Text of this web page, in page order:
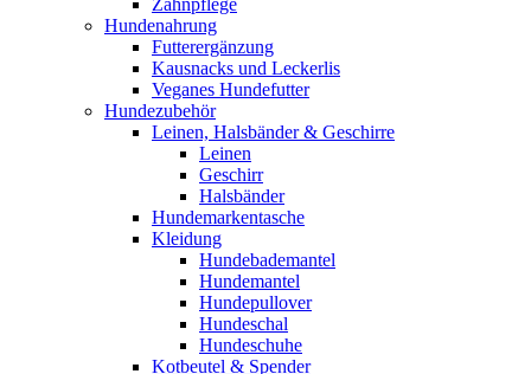
Zahnpflege
Hundenahrung
Futterergänzung
Kausnacks und Leckerlis
Veganes Hundefutter
Hundezubehör
Leinen, Halsbänder & Geschirre
Leinen
Geschirr
Halsbänder
Hundemarkentasche
Kleidung
Hundebademantel
Hundemantel
Hundepullover
Hundeschal
Hundeschuhe
Kotbeutel & Spender